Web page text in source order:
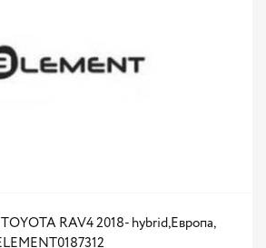
TOYOTA RAV4 2018- hybrid,Европа,